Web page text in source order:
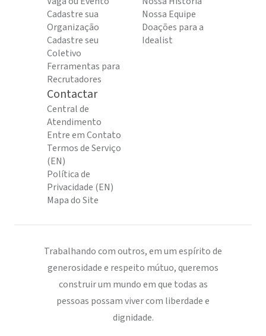
Cadastre sua
Organização
Cadastre seu
Coletivo
Ferramentas para
Recrutadores
Nossa Equipe
Doações para a
Idealist
Contactar
Central de
Atendimento
Entre em Contato
Termos de Serviço
(EN)
Política de
Privacidade (EN)
Mapa do Site
Trabalhando com outros, em um espírito de
generosidade e respeito mútuo, queremos
construir um mundo em que todas as
pessoas possam viver com liberdade e
dignidade.